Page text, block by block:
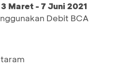
Maret - 7 Juni 2021
Debit BCA